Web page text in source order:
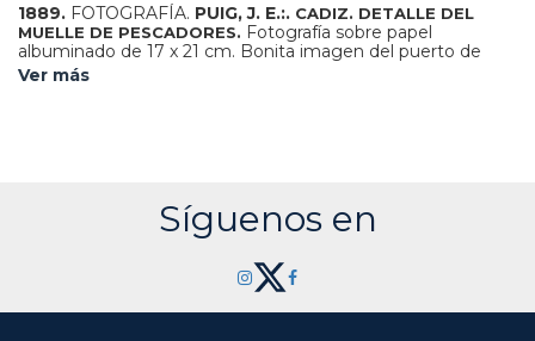
1889. FOTOGRAFÍA. PUIG, J. E.:. CADIZ. DETALLE DEL
MUELLE DE PESCADORES. Fotografía sobre papel
albuminado de 17 x 21 cm. Bonita imagen del puerto de
Cádiz de hace más de 120 años.
Ver más
Síguenos en